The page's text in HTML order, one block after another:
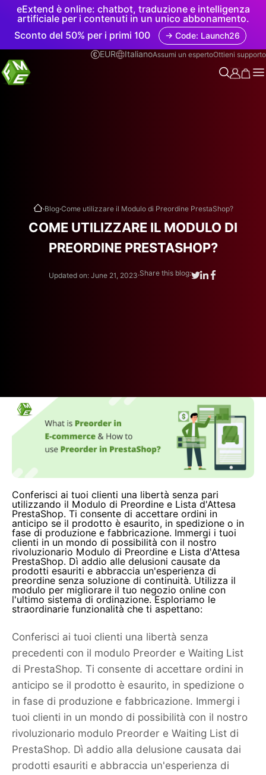
eExtend è online: chatbot, traduzione e intelligenza
artificiale per i contenuti in un unico abbonamento.
Sconto del 50% per i primi 100
→ Code: Launch26
EUR
ItalianoAssumi un espertoOttieni supporto
.Blog.Come utilizzare il Modulo di Preordine PrestaShop?
COME UTILIZZARE IL MODULO DI
PREORDINE PRESTASHOP?
Updated on: June 21, 2023.Share this blog:
Conferisci ai tuoi clienti una libertà senza pari
utilizzando il Modulo di Preordine e Lista d'Attesa
PrestaShop. Ti consente di accettare ordini in
anticipo se il prodotto è esaurito, in spedizione o in
fase di produzione e fabbricazione. Immergi i tuoi
clienti in un mondo di possibilità con il nostro
rivoluzionario Modulo di Preordine e Lista d'Attesa
PrestaShop. Dì addio alle delusioni causate da
prodotti esauriti e abbraccia un'esperienza di
preordine senza soluzione di continuità. Utilizza il
modulo per migliorare il tuo negozio online con
l'ultimo sistema di ordinazione. Esploriamo le
straordinarie funzionalità che ti aspettano:
Conferisci ai tuoi clienti una libertà senza
precedenti con il modulo Preorder e Waiting List
di PrestaShop. Ti consente di accettare ordini in
anticipo se il prodotto è esaurito, in spedizione o
in fase di produzione e fabbricazione. Immergi i
tuoi clienti in un mondo di possibilità con il nostro
rivoluzionario modulo Preorder e Waiting List di
PrestaShop. Dì addio alla delusione causata dai
prodotti esauriti e abbraccia un'esperienza di